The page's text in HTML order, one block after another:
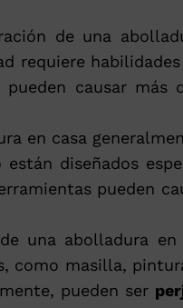
de una
requiere
causar más
en casa
diseñados
pueden
una abolladura
como masilla,
pueden ser